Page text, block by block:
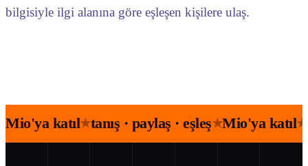
bilgisiyle ilgi alanına göre eşleşen kişilere ulaş.
Mio'ya katıl★tanış · paylaş · eşleş★Mio'ya katıl★